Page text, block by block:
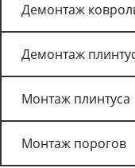
Демонтаж
Демонтаж
Монтаж плинтуса
Монтаж порогов